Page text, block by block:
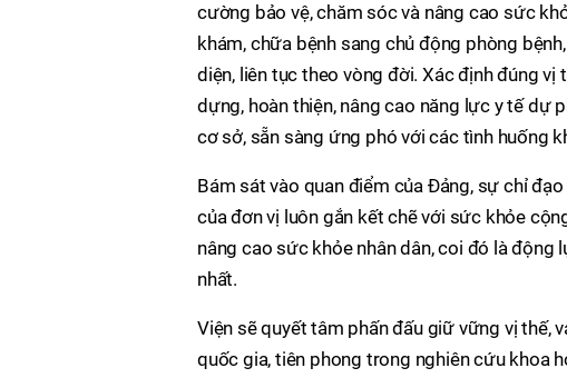
cường bảo vệ, chăm sóc và nâng cao sức
khám, chữa bệnh sang chủ động phòng
diện, liên tục theo vòng đời. Xác định đúng
dựng, hoàn thiện, nâng cao năng lực y tế dự
cơ sở, sẵn sàng ứng phó với các tình huống
Bám sát vào quan điểm của Đảng, sự chỉ
của đơn vị luôn gắn kết chẽ với sức khỏe
nâng cao sức khỏe nhân dân, coi đó là động
nhất.
Viện sẽ quyết tâm phấn đấu giữ vững vị thế,
quốc gia, tiên phong trong nghiên cứu khoa